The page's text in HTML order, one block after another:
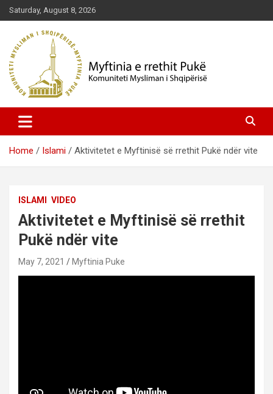
Skip
to
content
Saturday, August 8, 2026
Myftinia Pukë | Faqja Zyrtare
Home Islami Aktivitetet e Myftinisë së rrethit Pukë ndër vite
ISLAMI VIDEO
Aktivitetet e Myftinisë së rrethit
Pukë ndër vite
May 7, 2021 Myftinia Puke